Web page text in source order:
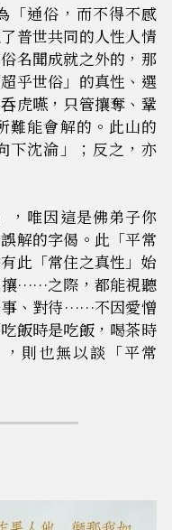
「通俗，而不得不感
普世共同的人性人情
名聞成就之外的，那
乎世俗」的真性、選
虎嚥，只管攘奪、鞏
難能會解的。此山的
下沈淪」；反之，亦
，唯因這是佛弟子你
解的字偈。此「平常
此「常住之真性」始
攘……之際，都能視聽
事、對待……不因愛憎
飯時是吃飯，喝茶時
則也無以談「平常